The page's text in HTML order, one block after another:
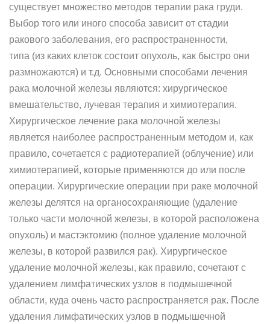
существует множество методов терапии рака груди.
Выбор того или иного способа зависит от стадии
ракового заболевания, его распространенности,
типа (из каких клеток состоит опухоль, как быстро они
размножаются) и т.д. Основными способами лечения
рака молочной железы являются: хирургическое
вмешательство, лучевая терапия и химиотерапия.
Хирургическое лечение рака молочной железы
является наиболее распространенным методом и, как
правило, сочетается с радиотерапией (облучение) или
химиотерапией, которые применяются до или после
операции. Хирургические операции при раке молочной
железы делятся на органосохраняющие (удаление
только части молочной железы, в которой расположена
опухоль) и мастэктомию (полное удаление молочной
железы, в которой развился рак). Хирургическое
удаление молочной железы, как правило, сочетают с
удалением лимфатических узлов в подмышечной
области, куда очень часто распространяется рак. После
удаления лимфатических узлов в подмышечной